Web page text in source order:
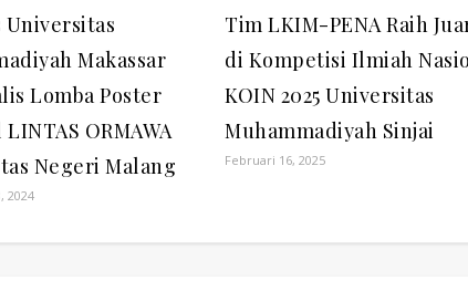
Universitas
Makassar
Lomba Poster
ORMAWA
Negeri Malang
2024
Tim LKIM-PENA Raih
di Kompetisi Ilmiah
KOIN 2025 Universitas
Muhammadiyah Sinjai
Februari 16, 2025